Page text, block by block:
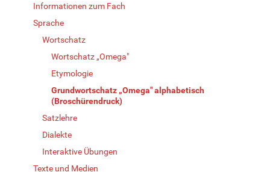
Informationen zum Fach
Sprache
Wortschatz
Wortschatz „Omega"
Etymologie
Grundwortschatz „Omega" alphabetisch
(Broschürendruck)
Satzlehre
Dialekte
Interaktive Übungen
Texte und Medien